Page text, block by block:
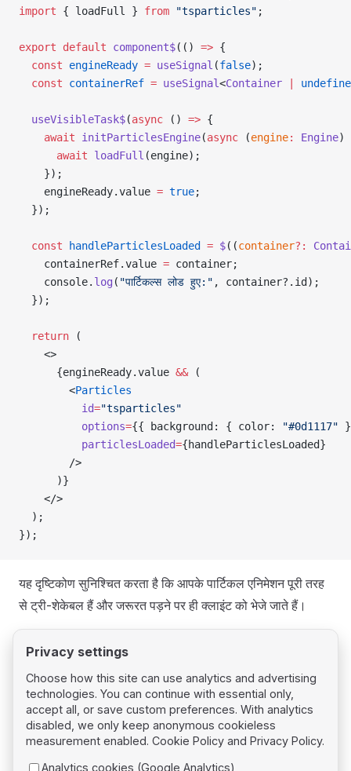
import { loadFull } from "tsparticles" ;
export default component$(() => {
  const
engineReady = useSignal (false);
  const
containerRef = useSignal<Container
  useVisibleTask$
(async () => {
    await
initParticlesEngine(async (engine: Engine)
      await
loadFull (engine);
    });
    engineReady.value
= true;
  });
  const
handleParticlesLoaded = $((container?:
    containerRef.value
= container;
    console.
log ( "पार्टिकल्स लोड हुए:" , container?.id);
  });
  return
(
    <>
      {engineReady.value
&& (
        <
Particles
          id
="tsparticles"
          options
={{ background: { color: "#0d1117"
          particlesLoaded
={handleParticlesLoaded}
        />
      )}
    </>
  );
});
यह दृष्टिकोण सुनिश्चित करता है कि आपके पार्टिकल एनिमेशन पूरी तरह
से ट्री-शेकेबल हैं और जरूरत पड़ने पर ही क्लाइंट को भेजे जाते हैं।
PagerPrevious page
Lit
Privacy settings
Choose how this site can use analytics and advertising
technologies. You can continue with essential only,
accept all, or save custom preferences. With analytics
disabled, we only keep anonymous cookieless
measurement enabled. Cookie Policy and Privacy Policy.
Analytics cookies (Google Analytics)